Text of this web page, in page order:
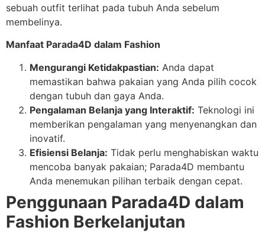
sebuah outfit terlihat pada tubuh Anda sebelum
membelinya.
Manfaat Parada4D dalam Fashion
Mengurangi Ketidakpastian: Anda dapat
memastikan bahwa pakaian yang Anda pilih cocok
dengan tubuh dan gaya Anda.
Pengalaman Belanja yang Interaktif: Teknologi ini
memberikan pengalaman yang menyenangkan dan
inovatif.
Efisiensi Belanja: Tidak perlu menghabiskan waktu
mencoba banyak pakaian; Parada4D membantu
Anda menemukan pilihan terbaik dengan cepat.
Penggunaan Parada4D dalam
Fashion Berkelanjutan